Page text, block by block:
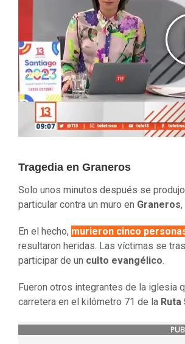
Tragedia en Graneros
Solo unos minutos después se
particular contra un muro en Graneros
En el hecho, murieron cinco
resultaron heridas. Las víctimas se
participar de un culto evangélico
Fueron otros integrantes de la iglesia
carretera en el kilómetro 71 de la Ruta